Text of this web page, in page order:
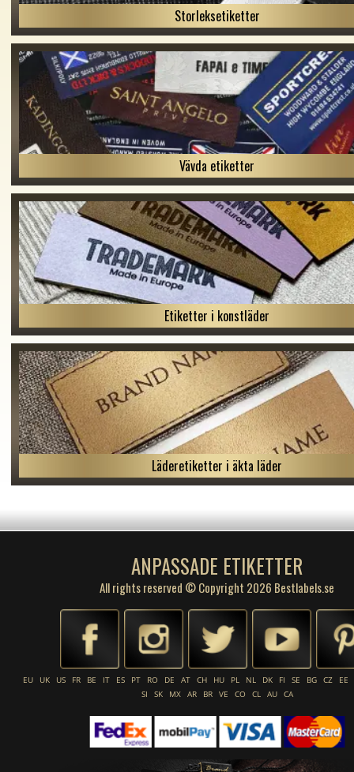
Storleksetiketter
Vävda etiketter
Etiketter i konstläder
Läderetiketter i äkta läder
ANPASSADE ETIKETTER
All rights reserved © Copyright 2026 Bestlabels.se
EU UK US FR BE IT ES PT RO DE AT CH HU PL NL DK FI SE BG CZ
EE
SI
SK MX AR BR VE CO CL AU CA